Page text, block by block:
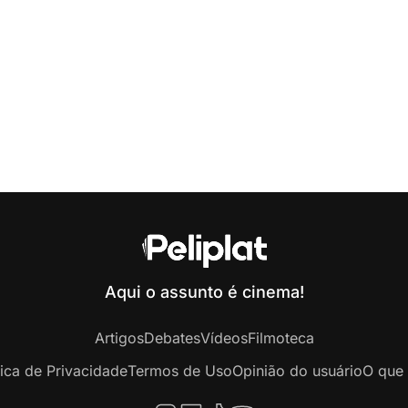
Aqui o assunto é cinema!
ArtigosDebatesVídeosFilmoteca
de PrivacidadeTermos de UsoOpinião do usuárioO que